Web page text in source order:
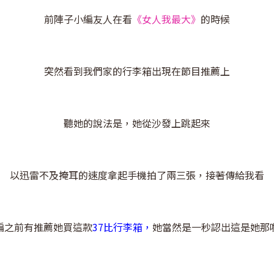
前陣子小編友人在看 《女人我最大》 的時候
突然看到我們家的行李箱出現在節目推薦上
聽她的說法是，她從沙發上跳起來
以迅雷不及掩耳的速度拿起手機拍了兩三張，接著傳給我看
之前有推薦她買這款37比行李箱， 她當然是一秒認出這是她那